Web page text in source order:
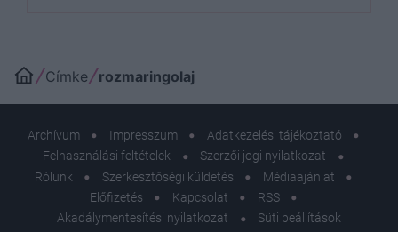
Címke rozmaringolaj
Archívum Impresszum
Adatkezelési tájékoztató
Felhasználási feltételek
Szerzői jogi nyilatkozat
Rólunk
Szerkesztőségi küldetés
Médiaajánlat
Előfizetés
Kapcsolat
RSS
Akadálymentesítési nyilatkozat
Süti beállítások